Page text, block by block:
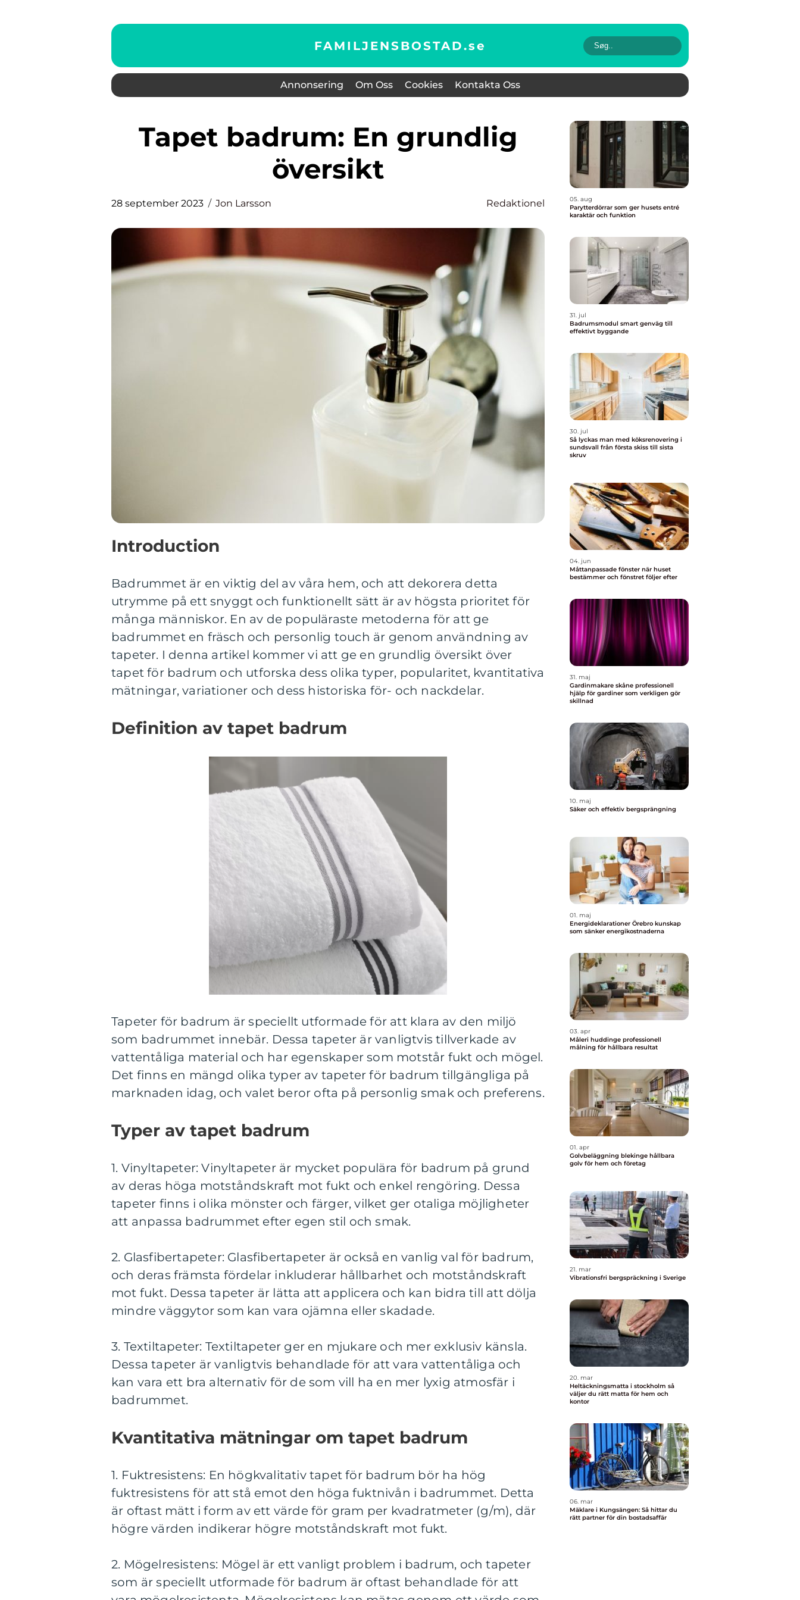
FAMILJENSBOSTAD.se
Annonsering Om Oss Cookies Kontakta Oss
Tapet badrum: En grundlig
översikt
28 september 2023 Jon Larsson Redaktionel
Introduction
Badrummet är en viktig del av våra hem, och att dekorera detta
utrymme på ett snyggt och funktionellt sätt är av högsta prioritet för
många människor. En av de populäraste metoderna för att ge
badrummet en fräsch och personlig touch är genom användning av
tapeter. I denna artikel kommer vi att ge en grundlig översikt över
tapet för badrum och utforska dess olika typer, popularitet, kvantitativa
mätningar, variationer och dess historiska för- och nackdelar.
Definition av tapet badrum
Tapeter för badrum är speciellt utformade för att klara av den miljö
som badrummet innebär. Dessa tapeter är vanligtvis tillverkade av
vattentåliga material och har egenskaper som motstår fukt och mögel.
Det finns en mängd olika typer av tapeter för badrum tillgängliga på
marknaden idag, och valet beror ofta på personlig smak och preferens.
Typer av tapet badrum
1. Vinyltapeter: Vinyltapeter är mycket populära för badrum på grund
av deras höga motståndskraft mot fukt och enkel rengöring. Dessa
tapeter finns i olika mönster och färger, vilket ger otaliga möjligheter
att anpassa badrummet efter egen stil och smak.
2. Glasfibertapeter: Glasfibertapeter är också en vanlig val för badrum,
och deras främsta fördelar inkluderar hållbarhet och motståndskraft
mot fukt. Dessa tapeter är lätta att applicera och kan bidra till att dölja
mindre väggytor som kan vara ojämna eller skadade.
3. Textiltapeter: Textiltapeter ger en mjukare och mer exklusiv känsla.
Dessa tapeter är vanligtvis behandlade för att vara vattentåliga och
kan vara ett bra alternativ för de som vill ha en mer lyxig atmosfär i
badrummet.
Kvantitativa mätningar om tapet badrum
1. Fuktresistens: En högkvalitativ tapet för badrum bör ha hög
fuktresistens för att stå emot den höga fuktnivån i badrummet. Detta
är oftast mätt i form av ett värde för gram per kvadratmeter (g/m), där
högre värden indikerar högre motståndskraft mot fukt.
2. Mögelresistens: Mögel är ett vanligt problem i badrum, och tapeter
som är speciellt utformade för badrum är oftast behandlade för att
05. aug
Parytterdörrar som ger husets entré
karaktär och funktion
31. jul
Badrumsmodul smart genväg till
effektivt byggande
30. jul
Så lyckas man med köksrenovering i
sundsvall från första skiss till sista
skruv
04. jun
Måttanpassade fönster när huset
bestämmer och fönstret följer efter
31. maj
Gardinmakare skåne professionell
hjälp för gardiner som verkligen gör
skillnad
10. maj
Säker och effektiv bergsprängning
01. maj
Energideklarationer Örebro kunskap
som sänker energikostnaderna
03. apr
Måleri huddinge professionell
målning för hållbara resultat
01. apr
Golvbeläggning blekinge hållbara
golv för hem och företag
21. mar
Vibrationsfri bergspräckning i Sverige
20. mar
Heltäckningsmatta i stockholm så
väljer du rätt matta för hem och
kontor
06. mar
Mäklare i Kungsängen: Så hittar du
rätt partner för din bostadsaffär